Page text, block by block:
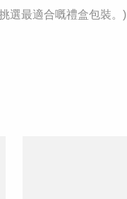
選最適合嘅禮盒包裝。)